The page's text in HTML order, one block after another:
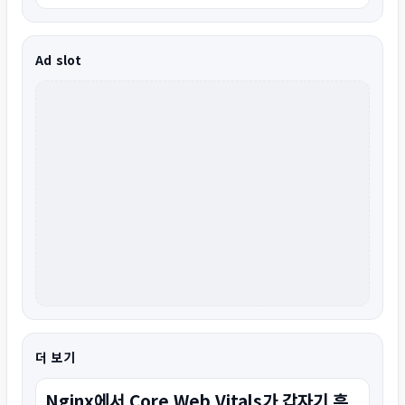
Ad slot
더 보기
Nginx에서 Core Web Vitals가 갑자기 흔